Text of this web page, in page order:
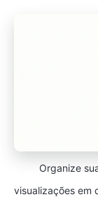
Organize
visualizações em